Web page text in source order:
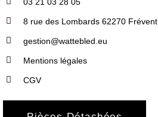
8 rue des Lombards 62270 Frévent
gestion@wattebled.eu
Mentions légales
CGV